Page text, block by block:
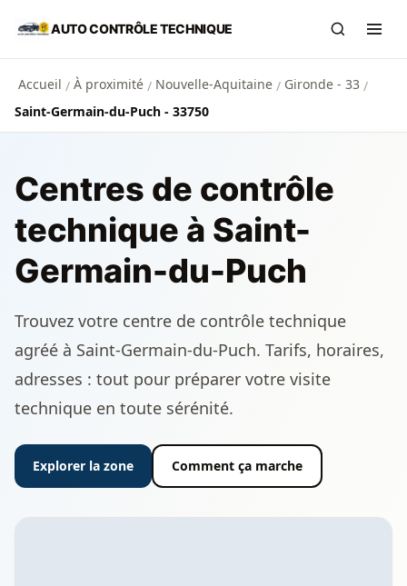
Aller au contenu principal
AUTO CONTRÔLE TECHNIQUE
Accueil / À proximité / Nouvelle-Aquitaine / Gironde - 33 /
Saint-Germain-du-Puch - 33750
Centres de contrôle
technique à Saint-
Germain-du-Puch
Trouvez votre centre de contrôle technique
agréé à Saint-Germain-du-Puch. Tarifs, horaires,
adresses : tout pour préparer votre visite
technique en toute sérénité.
Explorer la zone Comment ça marche